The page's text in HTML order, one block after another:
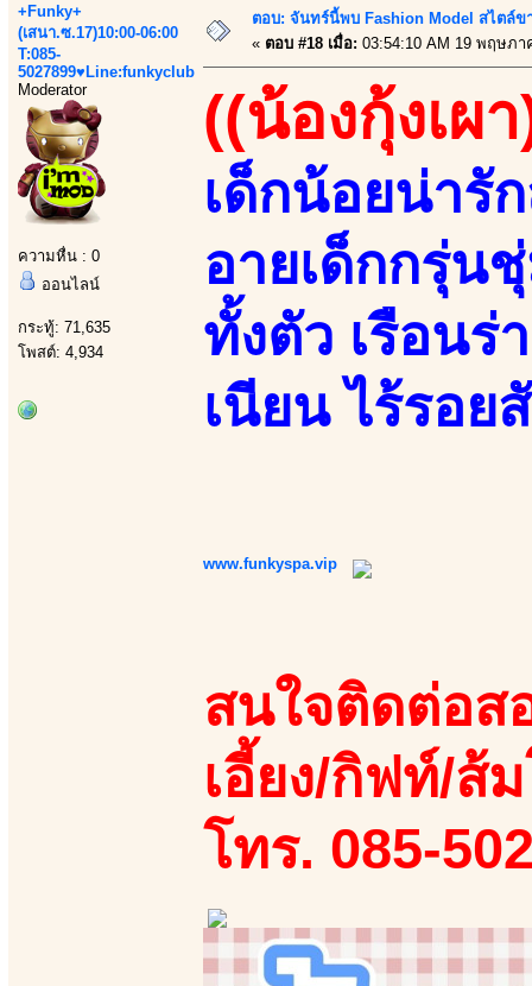
+Funky+
(เสนา.ซ.17)10:00-06:00
T:085-
5027899♥Line:funkyclub
Moderator
ความหื่น : 0
ออนไลน์
กระทู้: 71,635
โพสต์: 4,934
ตอบ: จันทร์นี้พบ Fashion Model สไตล์ข
« ตอบ #18 เมื่อ: 03:54:10 AM 19 พฤษภา
((น้องกุ้งเผ
เด็กน้อยน่ารั
อายเด็กกรุ่น
ทั้งตัว เรือน
เนียน ไร้รอย
www.funkyspa.vip
สนใจติดต่อส
เอี้ยง/กิฟท์/ส้
โทร. 085-